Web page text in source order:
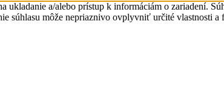
a/alebo prístup k informáciám o zariadení.
súhlasu môže nepriaznivo ovplyvniť určité vlastnosti a